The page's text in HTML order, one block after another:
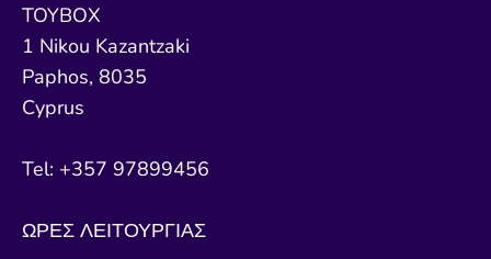
TOYBOX
1 Nikou Kazantzaki
Paphos, 8035
Cyprus
Tel: +357 97899456
ΩΡΕΣ ΛΕΙΤΟΥΡΓΙΑΣ